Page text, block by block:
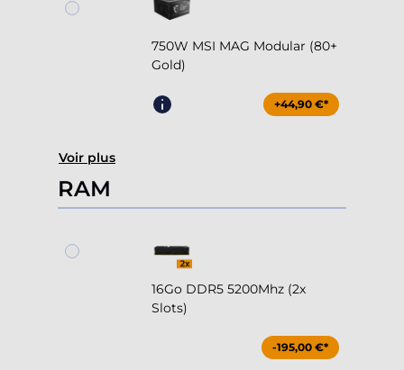
750W MSI MAG Modular (80+
Gold)
+44,90 €*
Voir plus
RAM
16Go DDR5 5200Mhz (2x
Slots)
-195,00 €*